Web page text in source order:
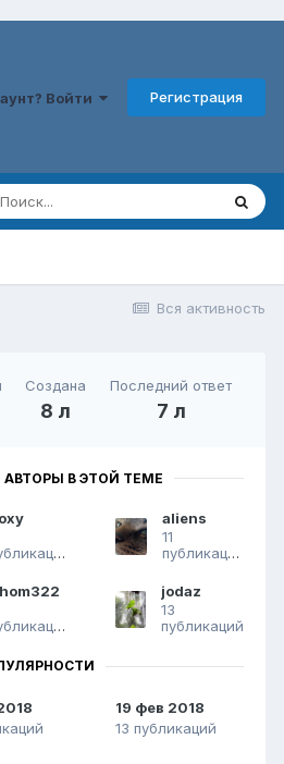
Войти Регистрация
Вся активность
Создана
8 л
Последний ответ
7 л
В ЭТОЙ ТЕМЕ
публикаций
aliens
11
публикаций
публикаций
jodaz
13
публикаций
19 фев 2018
13 публикаций